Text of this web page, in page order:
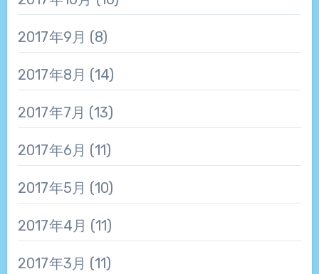
2017年9月 (8)
2017年8月 (14)
2017年7月 (13)
2017年6月 (11)
2017年5月 (10)
2017年4月 (11)
2017年3月 (11)